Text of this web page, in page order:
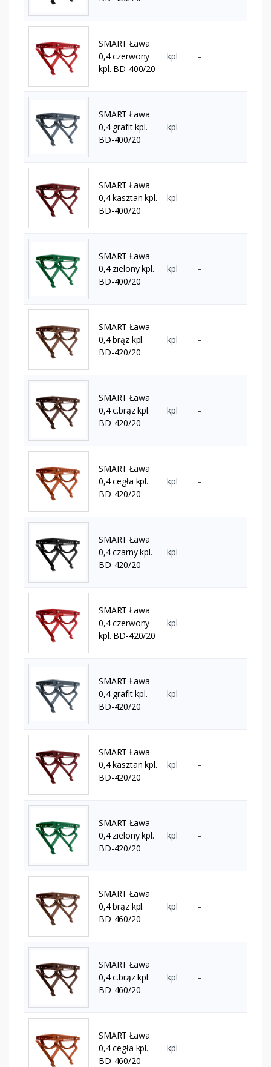
SMART Ława
0,4 czerwony
kpl. BD-400/20
kpl –
SMART Ława
0,4 grafit kpl.
BD-400/20
kpl –
SMART Ława
0,4 kasztan kpl.
BD-400/20
kpl –
SMART Ława
0,4 zielony kpl.
BD-400/20
kpl –
SMART Ława
0,4 brąz kpl.
BD-420/20
kpl –
SMART Ława
0,4 c.brąz kpl.
BD-420/20
kpl –
SMART Ława
0,4 cegła kpl.
BD-420/20
kpl –
SMART Ława
0,4 czarny kpl.
BD-420/20
kpl –
SMART Ława
0,4 czerwony
kpl. BD-420/20
kpl –
SMART Ława
0,4 grafit kpl.
BD-420/20
kpl –
SMART Ława
0,4 kasztan kpl.
BD-420/20
kpl –
SMART Ława
0,4 zielony kpl.
BD-420/20
kpl –
SMART Ława
0,4 brąz kpl.
BD-460/20
kpl –
SMART Ława
0,4 c.brąz kpl.
BD-460/20
kpl –
SMART Ława
0,4 cegła kpl.
BD-460/20
kpl –